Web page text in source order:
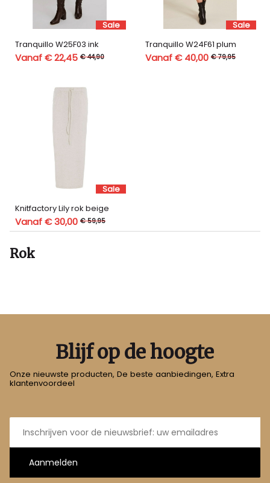
Sale
Tranquillo W25F03 ink
Vanaf € 22,45 € 44,90
Sale
Tranquillo W24F61 plum
Vanaf € 40,00 € 79,95
Sale
Knitfactory Lily rok beige
Vanaf € 30,00 € 59,95
Rok
Blijf op de hoogte
Onze nieuwste producten, De beste aanbiedingen, Extra
klantenvoordeel
E-
mailadres
Aanmelden